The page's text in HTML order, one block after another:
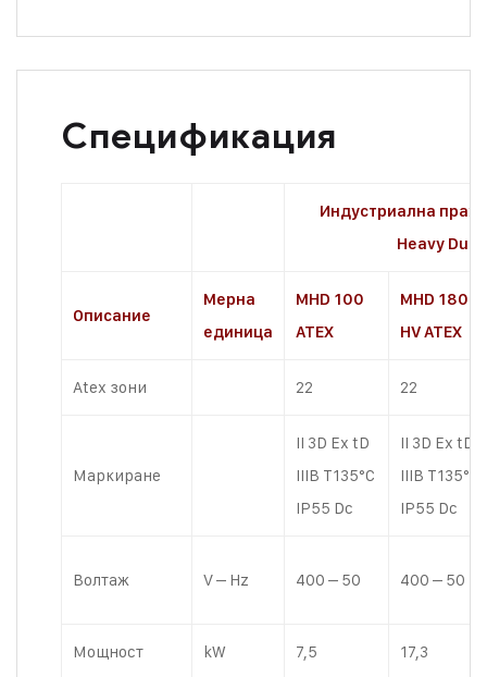
Спецификация
Индустриална
Heavy Duty
Описание
Мерна
единица
MHD 100
ATEX
MHD 180
HV ATEX
Atex зони 22 22
Маркиране
II 3D Ex tD
IIIB T135°C
IP55 Dc
II 3D Ex tD
IIIB T135°C
IP55 Dc
Волтаж V – Hz 400 – 50 400 – 50
Мощност kW 7,5 17,3